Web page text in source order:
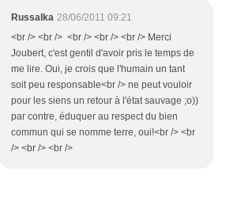
Russalka 28/06/2011 09:21
<br /> <br /> <br /> <br /> <br /> Merci
Joubert, c'est gentil d'avoir pris le temps de
me lire. Oui, je crois que l'humain un tant
soit peu responsable<br /> ne peut vouloir
pour les siens un retour à l'état sauvage ;o))
par contre, éduquer au respect du bien
commun qui se nomme terre, oui!<br /> <br
/> <br /> <br />